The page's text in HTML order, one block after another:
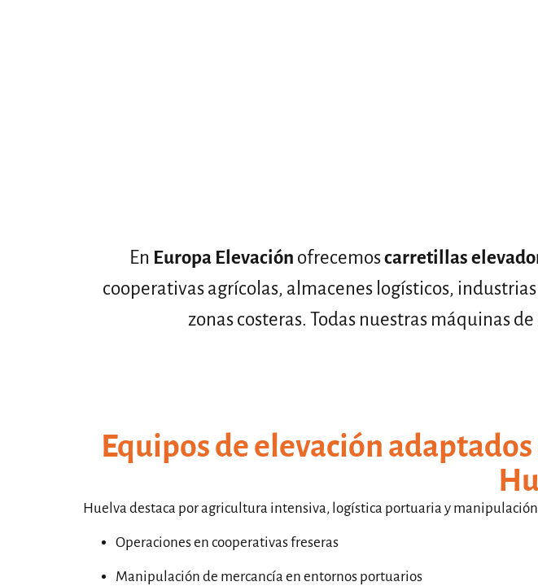
En Europa Elevación ofrecemoscarretillas
cooperativas agrícolas, almacenes logísticos,
zonas costeras. Todas nuestras máquinas
Equipos de elevación
Huelva destaca por agricultura intensiva, logística portuaria y
Operaciones en cooperativas freseras
Manipulación de mercancía en entornos portuarios